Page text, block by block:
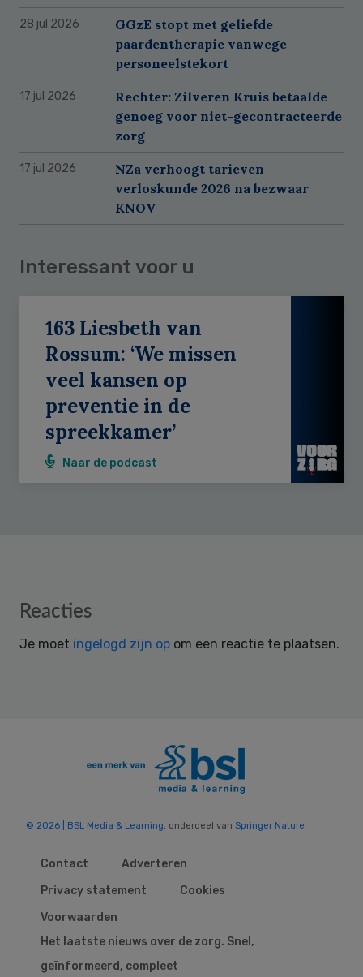
28 jul 2026
GGzE stopt met geliefde
paardentherapie vanwege
personeelstekort
17 jul 2026
Rechter: Zilveren Kruis betaalde
genoeg voor niet-gecontracteerde
zorg
17 jul 2026
NZa verhoogt tarieven
verloskunde 2026 na bezwaar
KNOV
Interessant voor u
163 Liesbeth van
Rossum: ‘We missen
veel kansen op
preventie in de
spreekkamer’
Naar de podcast
Reader
Reacties
Je moet ingelogd zijn op om een reactie te plaatsen.
© 2026 | BSL Media & Learning , onderdeel van Springer Nature
Contact
Adverteren
Privacy statement
Cookies
Voorwaarden
Het laatste nieuws over de zorg. Snel,
geïnformeerd, compleet